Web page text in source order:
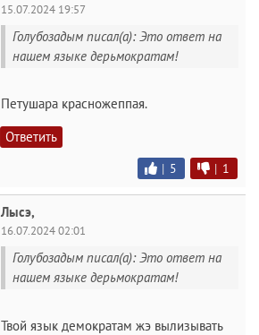
15.07.2024 19:57
Голубозадым писал(а): Это ответ на
нашем языке дерьмократам!
Петушара красножеппая.
Ответить
| 5 | 1
Лысэ,
16.07.2024 02:01
Голубозадым писал(а): Это ответ на
нашем языке дерьмократам!
Твой язык демократам жэ вылизывать